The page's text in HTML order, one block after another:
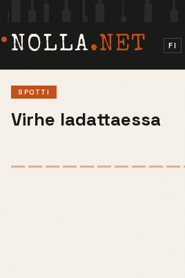
NOLLA.NET FI
SPOTTI
Virhe ladattaessa